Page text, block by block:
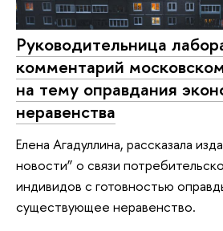
Руководительница
комментарий
на тему оправдания
неравенства
Елена Агадуллина, рассказала
новости” о связи
индивидов с готовностью
существующее неравенство.